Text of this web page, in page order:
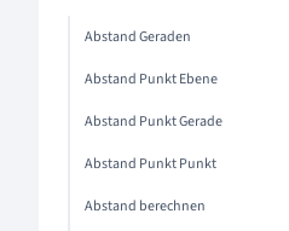
Abstand Geraden
Abstand Punkt Ebene
Abstand Punkt Gerade
Abstand Punkt Punkt
Abstand berechnen